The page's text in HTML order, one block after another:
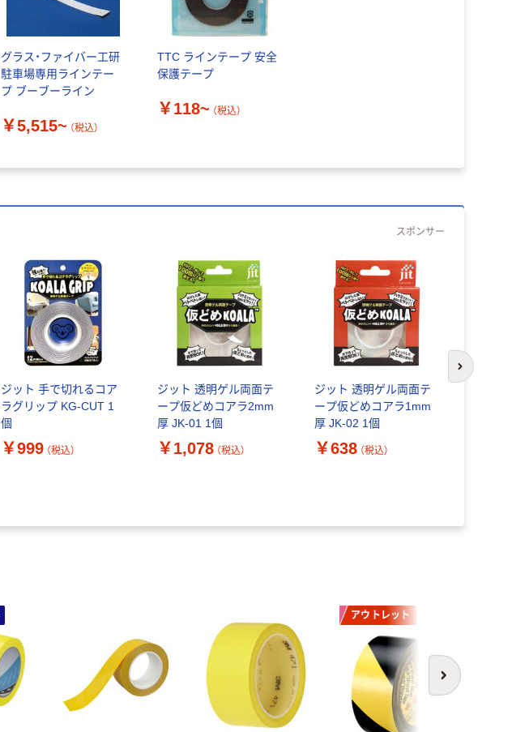
グラス・ファイバー工研
駐車場専用ラインテー
プ ブーブーライン
￥5,515~ （税込）
TTC ラインテープ 安全
保護テープ
￥118~ （税込）
スポンサー
ジット 手で切れるコア
ラグリップ KG-CUT 1
個
￥999 （税込）
ジット 透明ゲル両面テ
ープ仮どめコアラ2mm
厚 JK-01 1個
￥1,078 （税込）
ジット 透明ゲル両面テ
ープ仮どめコアラ1mm
厚 JK-02 1個
￥638 （税込）
次のスライド
次へ
アウトレット